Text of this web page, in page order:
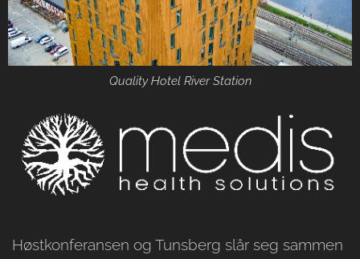
Quality Hotel River Station
Høstkonferansen og Tunsberg slår seg sammen